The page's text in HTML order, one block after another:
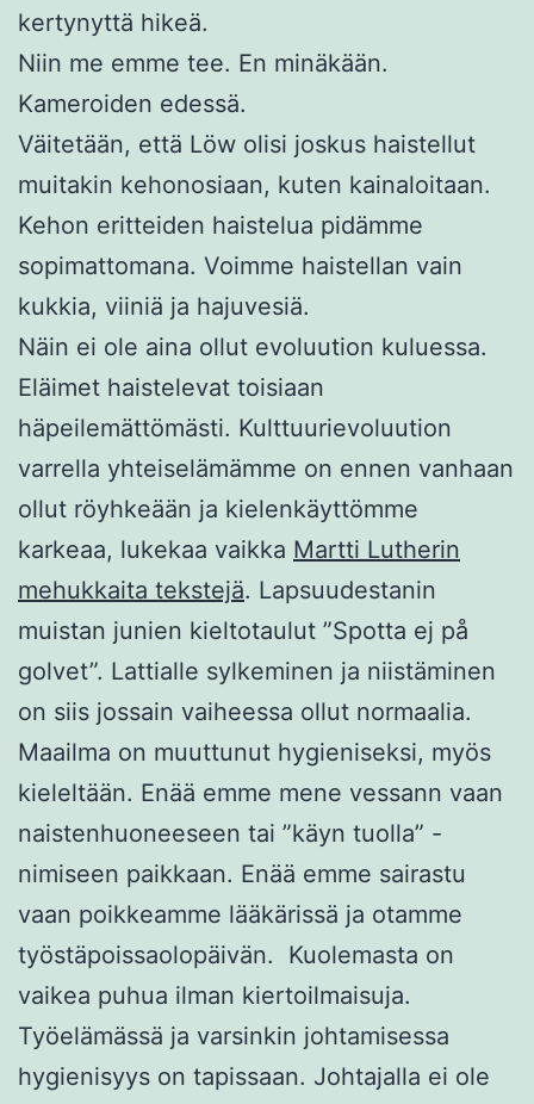
kertynyttä hikeä.
Niin me emme tee. En minäkään.
Kameroiden edessä.
Väitetään, että Löw olisi joskus haistellut
muitakin kehonosiaan, kuten kainaloitaan.
Kehon eritteiden haistelua pidämme
sopimattomana. Voimme haistellan vain
kukkia, viiniä ja hajuvesiä.
Näin ei ole aina ollut evoluution kuluessa.
Eläimet haistelevat toisiaan
häpeilemättömästi. Kulttuurievoluution
varrella yhteiselämämme on ennen vanhaan
ollut röyhkeään ja kielenkäyttömme
karkeaa, lukekaa vaikka Martti Lutherin
mehukkaita tekstejä. Lapsuudestanin
muistan junien kieltotaulut ”Spotta ej på
golvet”. Lattialle sylkeminen ja niistäminen
on siis jossain vaiheessa ollut normaalia.
Maailma on muuttunut hygieniseksi, myös
kieleltään. Enää emme mene vessann vaan
naistenhuoneeseen tai ”käyn tuolla” -
nimiseen paikkaan. Enää emme sairastu
vaan poikkeamme lääkärissä ja otamme
työstäpoissaolopäivän. Kuolemasta on
vaikea puhua ilman kiertoilmaisuja.
Työelämässä ja varsinkin johtamisessa
hygienisyys on tapissaan. Johtajalla ei ole